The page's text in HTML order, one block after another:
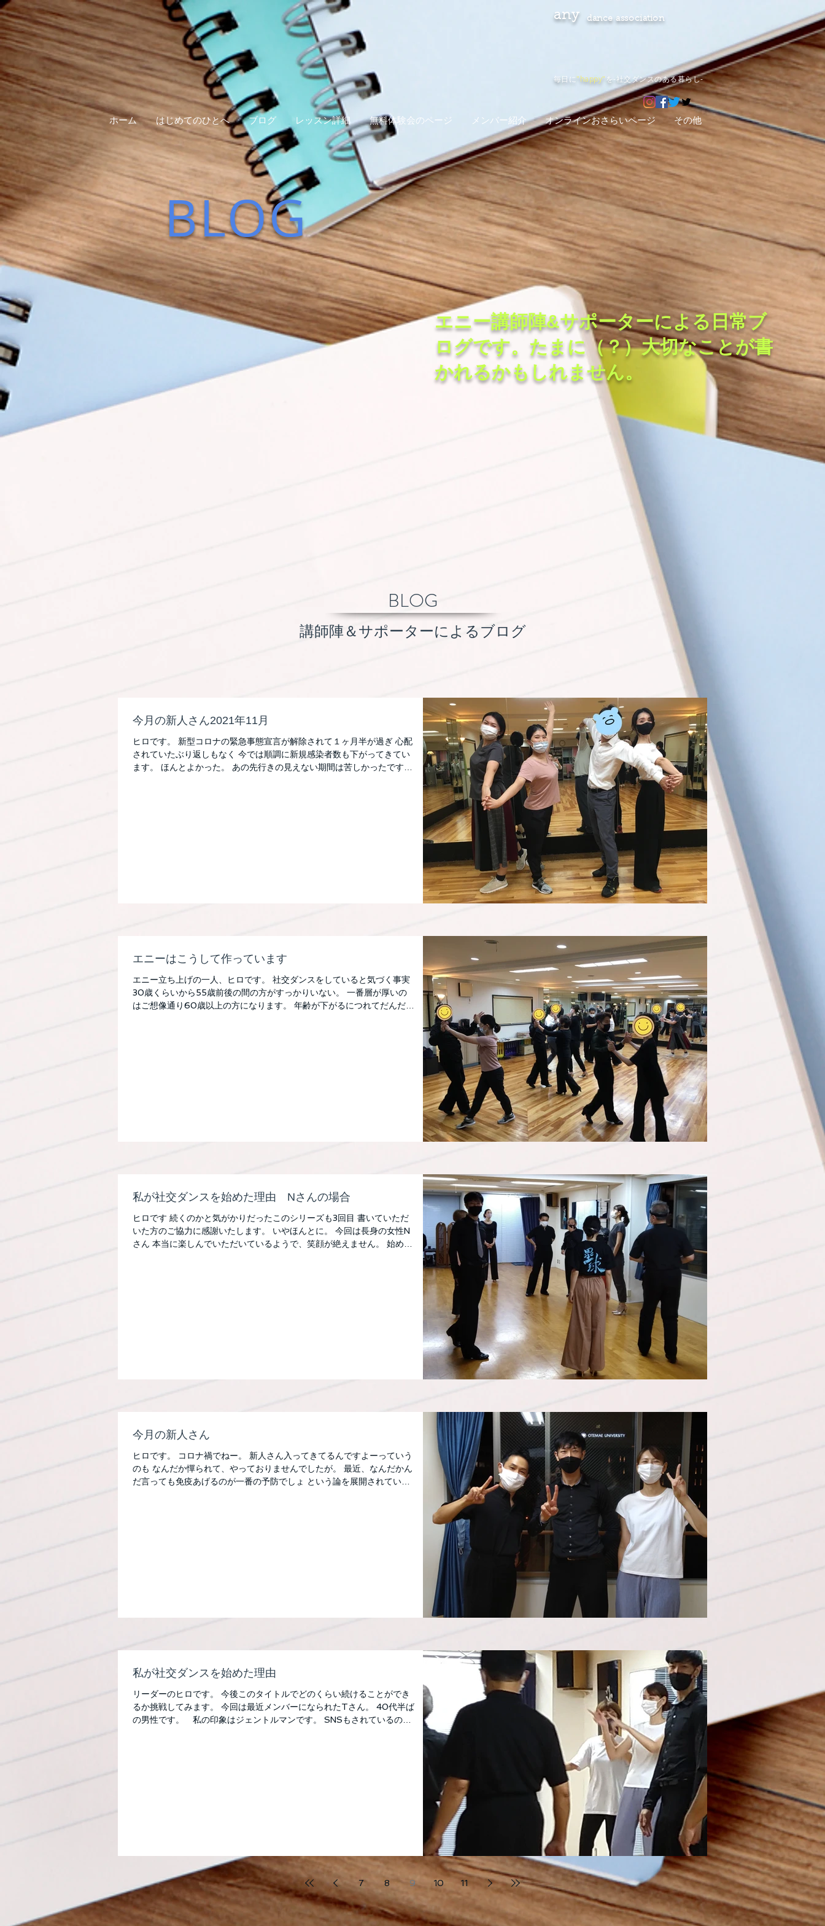
any dance association
毎日に"happy" を-社交ダンスのある暮らし-
ホーム はじめてのひとへ ブログ レッスン詳細 無料体験会のページ メンバー紹介 オンラインおさらいページ その他
BLOG
エニー講師陣&サポーターによる日常ブ
ログです。たまに（？）大切なことが書
かれるかもしれません。
今月の新人さん2021年11月
ヒロです。 新型コロナの緊急事態宣言が解除されて１ヶ月半が過ぎ 心配
されていたぶり返しもなく 今では順調に新規感染者数も下がってきてい
ます。 ほんとよかった。 あの先行きの見えない期間は苦しかったです。
エニーはこうして作っています
エニー立ち上げの一人、ヒロです。 社交ダンスをしていると気づく事実
30歳くらいから55歳前後の間の方がすっかりいない。 一番層が厚いの
はご想像通り60歳以上の方になります。 年齢が下がるにつれてだんだん
私が社交ダンスを始めた理由 Nさんの場合
ヒロです 続くのかと気がかりだったこのシリーズも3回目 書いていただ
いた方のご協力に感謝いたします。 いやほんとに。 今回は長身の女性N
さん 本当に楽しんでいただいているようで、笑顔が絶えません。 始めて
今月の新人さん
ヒロです。 コロナ禍でねー。 新人さん入ってきてるんですよーっていう
のも なんだか憚られて、やっておりませんでしたが。 最近、なんだかん
だ言っても免疫あげるのが一番の予防でしょ という論を展開されている
私が社交ダンスを始めた理由
リーダーのヒロです。 今後このタイトルでどのくらい続けることができ
るか挑戦してみます。 今回は最近メンバーになられたTさん。 40代半ば
の男性です。 私の印象はジェントルマンです。 SNSもされているので
7 8 9 10 11
BLOG
講師陣＆サポーターによるブログ